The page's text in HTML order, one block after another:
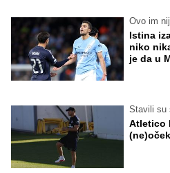
Ovo im
Istina
niko
je da u
Stavili su
Atletico